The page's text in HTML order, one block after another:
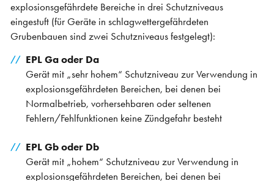
explosionsgefährdete Bereiche in drei Schutzniveaus
eingestuft (für Geräte in schlagwettergefährdeten
Grubenbauen sind zwei Schutzniveaus festgelegt):
EPL Ga oder Da
Gerät mit „sehr hohem“ Schutzniveau zur Verwendung in
explosionsgefährdeten Bereichen, bei denen bei
Normalbetrieb, vorhersehbaren oder seltenen
Fehlern/Fehlfunktionen keine Zündgefahr besteht
EPL Gb oder Db
Gerät mit „hohem“ Schutzniveau zur Verwendung in
explosionsgefährdeten Bereichen, bei denen bei